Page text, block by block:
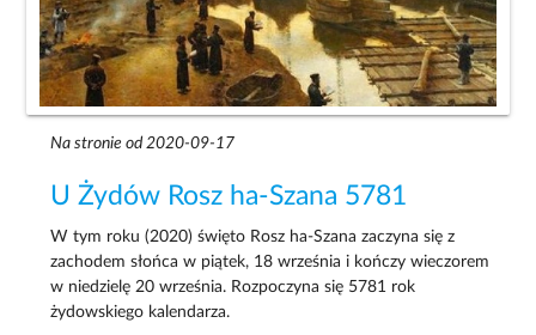
Na stronie od 2020-09-17
U Żydów Rosz ha-Szana 5781
W tym roku (2020) święto Rosz ha-Szana zaczyna się z
zachodem słońca w piątek, 18 września i kończy wieczorem
w niedzielę 20 września. Rozpoczyna się 5781 rok
żydowskiego kalendarza.